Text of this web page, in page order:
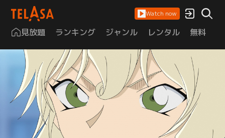
Watch now
見放題 ランキング ジャンル レンタル 無料